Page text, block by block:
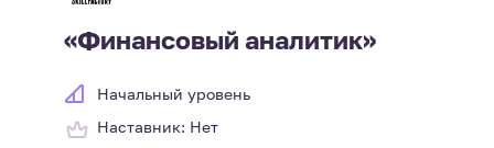
«Финансовый аналитик»
Начальный уровень
Наставник: Нет